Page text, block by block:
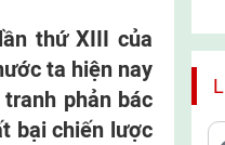
thứ XIII của
ta hiện nay
phản bác
bại chiến lược